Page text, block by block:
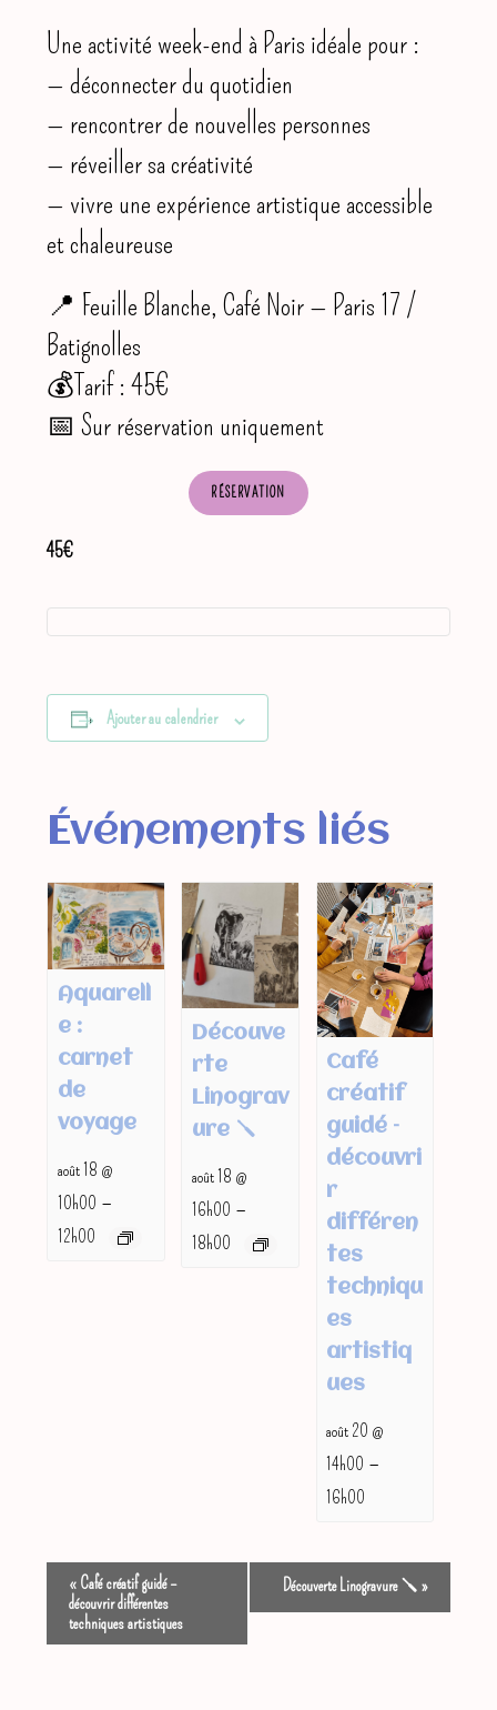
Une activité week-end à Paris idéale pour :
— déconnecter du quotidien
— rencontrer de nouvelles personnes
— réveiller sa créativité
— vivre une expérience artistique accessible
et chaleureuse
📍 Feuille Blanche, Café Noir — Paris 17 /
Batignolles
💰Tarif : 45€
📅 Sur réservation uniquement
RÉSERVATION
45€
Ajouter au calendrier
Événements liés
Aquarell
e :
carnet
de
voyage
août 18 @
10h00 –
12h00
Découve
rte
Linograv
ure 🪛
août 18 @
16h00 –
18h00
Café
créatif
guidé –
découvri
r
différen
tes
techniqu
es
artistiq
ues
août 20 @
14h00 –
16h00
v
« Café créatif guidé –
découvrir différentes
techniques artistiques
Découverte Linogravure 🪛 »